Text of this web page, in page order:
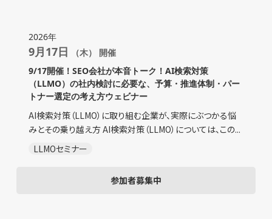
2026年
9月17日 （木） 開催
9/17開催！SEO会社が本音トーク！AI検索対策
（LLMO）の社内検討に必要な、予算・推進体制・パー
トナー選定の考え方ウェビナー
AI検索対策（LLMO）に取り組む企業が、実際にぶつかる悩
みとその乗り越え方 AI検索対策（LLMO）については、この...
LLMOセミナー
参加者募集中